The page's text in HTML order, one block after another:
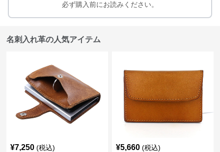
必ず購入前にお読みください。
名刺入れ革の人気アイテム
¥7,250 (税込) ¥5,660 (税込)